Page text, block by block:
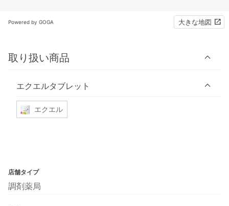
Powered by GOGA 大きな地図
取り扱い商品
エクエルタブレット
エクエル
店舗タイプ
調剤薬局